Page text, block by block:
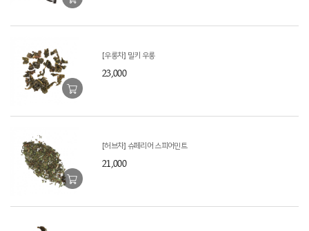
[우롱차] 밀키 우롱
23,000
[허브차] 슈페리어 스피어민트
21,000